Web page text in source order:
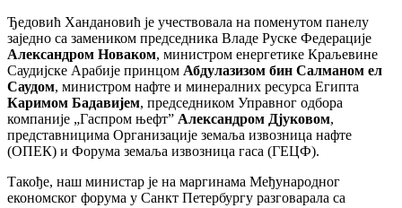
Ђедовић Хандановић је учествовала на поменутом панелу
заједно са замеником председника Владе Руске Федерације
Александром Новаком, министром енергетике Краљевине
Саудијске Арабије принцом Абдулазизом бин Салманом ел
Саудом, министром нафте и минералних ресурса Египта
Каримом Бадавијем, председником Управног одбора
компаније „Гаспром њефтˮ Александром Дјуковом,
представницима Организације земаља извозница нафте
(ОПЕК) и Форума земаља извозница гаса (ГЕЦФ).
Такође, наш министар је на маргинама Међународног
економског форума у Санкт Петербургу разговарала са